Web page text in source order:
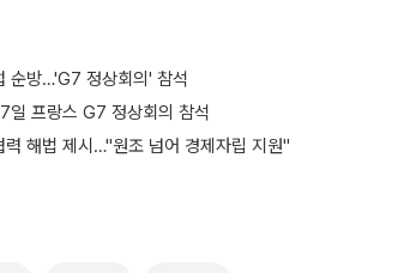
순방…'G7 정상회의' 참석
일 프랑스 G7 정상회의 참석
해법 제시…"원조 넘어 경제자립 지원"